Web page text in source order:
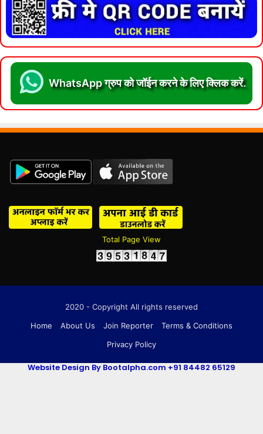
WhatsApp ग्रुप को जॉईन करने के लिए क्लिक करें.
Total Page View
2020 - Copyright All rights reserved
Home
About Us Join Reporter
Terms & Conditions
Privacy Policy
Website Design By Bootalpha.com +91 84482 65129